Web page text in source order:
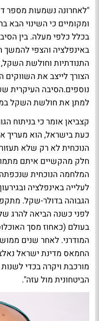
"לאחרונה נשמעות מספר
ומקומיים כי השינוי הבא
בכלל כלפי מעלה. בין
באינפלציה והצפי להמשך
התנודתיות וחולשת השקל,
הצורך לייצב את השווקים
נוספים.הסיבה העיקרית
למתן את חולשת השקל
קצביאן אומר כי בניתוח
כעת בישראל, הוא מעריך
הנוכחית לא רק שלא
חלק מהקשיים איתם
המלחמה הנוכחית
לעלייה באינפלציה
הגבוהה בדולר-שקל.
לפני כשנה הביאה להרג
בעולם (כאחוז מסך
המודרני. לאחר שנים
החמאס מדינת ישראל
מורכבת ויקרה בכדי
הביטחונית מול עזה".